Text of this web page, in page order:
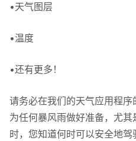
•天气图层
•温度
•还有更多！
请务必在我们的天气应用程序
为任何暴风雨做好准备，尤
时，您知道何时可以安全地驾